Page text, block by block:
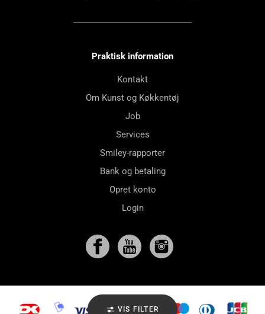
VIS FILTER
Praktisk information
Kontakt
Om Kunst og Køkkentøj
Job
Services
Smiley-rapporter
Bank og betaling
Opret konto
Login